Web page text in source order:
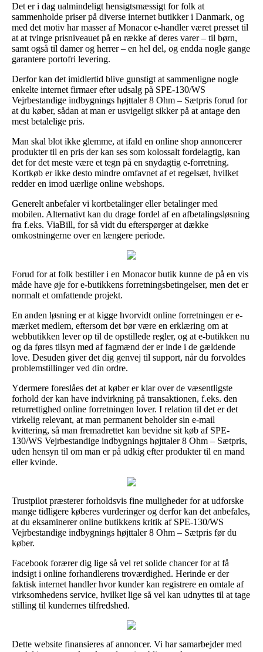
Det er i dag ualmindeligt hensigtsmæssigt for folk at
sammenholde priser på diverse internet butikker i Danmark, og
med det motiv har masser af Monacor e-handler været presset til
at at tvinge prisniveauet på en række af deres varer – til børn,
samt også til damer og herrer – en hel del, og endda nogle gange
garantere portofri levering.
Derfor kan det imidlertid blive gunstigt at sammenligne nogle
enkelte internet firmaer efter udsalg på SPE-130/WS
Vejrbestandige indbygnings højttaler 8 Ohm – Sætpris forud for
at du køber, sådan at man er usvigeligt sikker på at antage den
mest betalelige pris.
Man skal blot ikke glemme, at ifald en online shop annoncerer
produkter til en pris der kan ses som kolossalt fordelagtig, kan
det for det meste være et tegn på en snydagtig e-forretning.
Kortkøb er ikke desto mindre omfavnet af et regelsæt, hvilket
redder en imod uærlige online webshops.
Generelt anbefaler vi kortbetalinger eller betalinger med
mobilen. Alternativt kan du drage fordel af en afbetalingsløsning
fra f.eks. ViaBill, for så vidt du efterspørger at dække
omkostningerne over en længere periode.
Forud for at folk bestiller i en Monacor butik kunne de på en vis
måde have øje for e-butikkens forretningsbetingelser, men det er
normalt et omfattende projekt.
En anden løsning er at kigge hvorvidt online forretningen er e-
mærket medlem, eftersom det bør være en erklæring om at
webbutikken lever op til de opstillede regler, og at e-butikken nu
og da føres tilsyn med af fagmænd der er inde i de gældende
love. Desuden giver det dig genvej til support, når du forvoldes
problemstillinger ved din ordre.
Ydermere foreslåes det at køber er klar over de væsentligste
forhold der kan have indvirkning på transaktionen, f.eks. den
returrettighed online forretningen lover. I relation til det er det
virkelig relevant, at man permanent beholder sin e-mail
kvittering, så man fremadrettet kan bevidne sit køb af SPE-
130/WS Vejrbestandige indbygnings højttaler 8 Ohm – Sætpris,
uden hensyn til om man er på udkig efter produkter til en mand
eller kvinde.
Trustpilot præsterer forholdsvis fine muligheder for at udforske
mange tidligere køberes vurderinger og derfor kan det anbefales,
at du eksaminerer online butikkens kritik af SPE-130/WS
Vejrbestandige indbygnings højttaler 8 Ohm – Sætpris før du
køber.
Facebook forærer dig lige så vel ret solide chancer for at få
indsigt i online forhandlerens troværdighed. Herinde er der
faktisk internet handler hvor kunder kan registrere en omtale af
virksomhedens service, hvilket lige så vel kan udnyttes til at tage
stilling til kundernes tilfredshed.
Dette website finansieres af annoncer. Vi har samarbejder med